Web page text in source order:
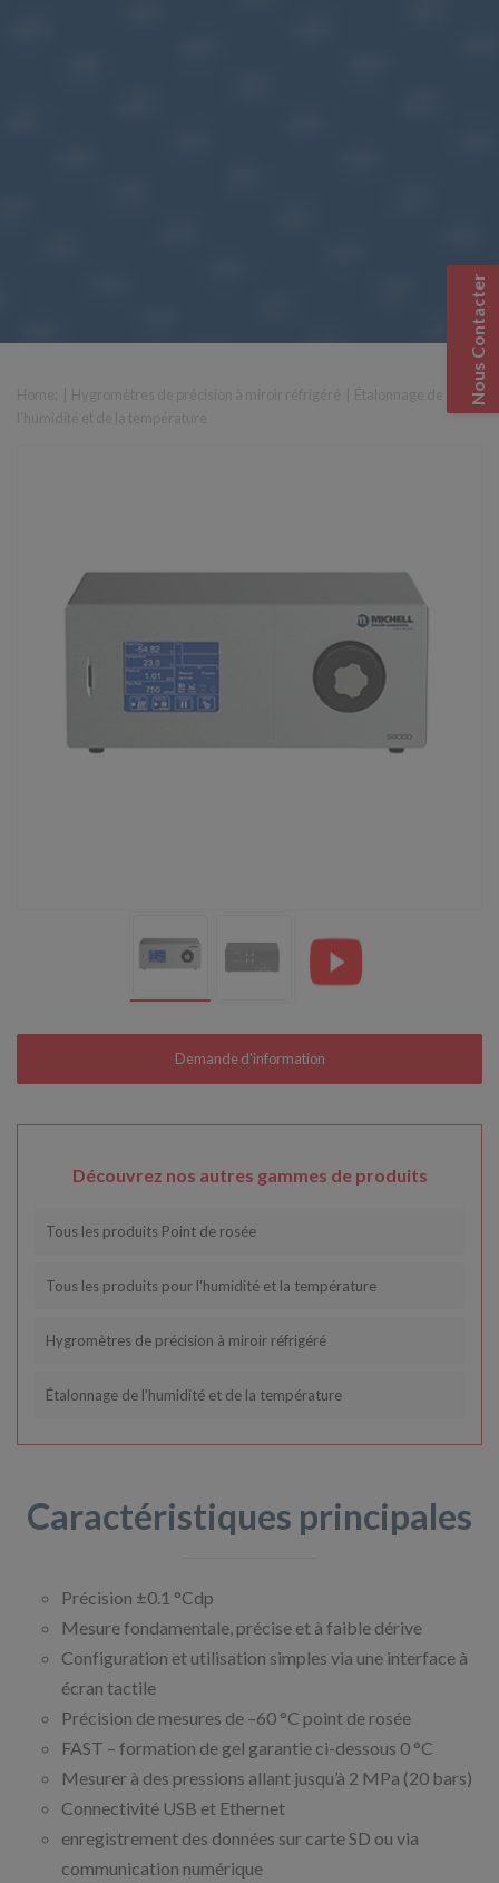
Découvrez nos autres gammes de produits
Tous les produits Point de rosée
Tous les produits pour l'humidité et la température
Hygromètres de précision à miroir réfrigéré
Étalonnage de l'humidité et de la température
Caractéristiques principales
Précision ±0.1 °Cdp
Mesure fondamentale, précise et à faible dérive
Configuration et utilisation simples via une interface à
écran tactile
Précision de mesures de –60 °C point de rosée
FAST – formation de gel garantie ci-dessous 0 °C
Mesurer à des pressions allant jusqu’à 2 MPa (20 bars)
Connectivité USB et Ethernet
enregistrement des données sur carte SD ou via
communication numérique
Nous Contacter